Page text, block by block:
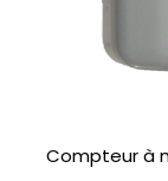
Compteur à